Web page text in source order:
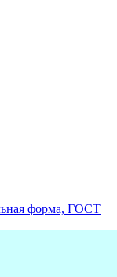
форма, ГОСТ